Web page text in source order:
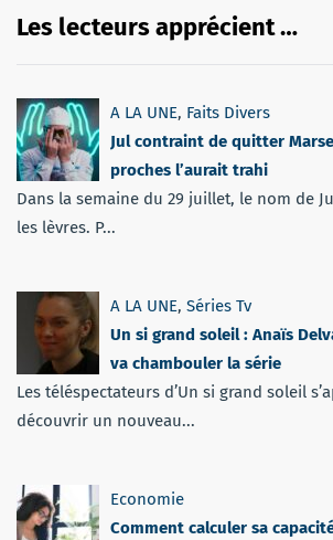
Les lecteurs apprécient …
A LA UNE, Faits Divers
Jul contraint de quitter
proches l’aurait trahi
Dans la semaine du 29 juillet, le nom de
les lèvres. P...
A LA UNE, Séries Tv
Un si grand soleil : Anaïs
va chambouler la série
Les téléspectateurs d’Un si grand soleil
découvrir un nouveau...
Economie
Comment calculer sa